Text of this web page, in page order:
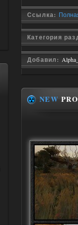
Ссылка:
Категория
Добавил:
NEW